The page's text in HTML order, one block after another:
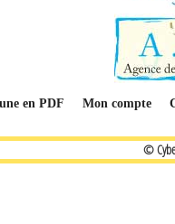
en PDF Mon compte
©